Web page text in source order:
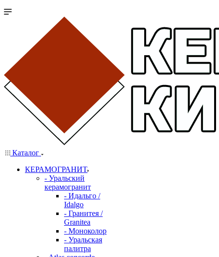
Каталог
КЕРАМОГРАНИТ
- Уральский
керамогранит
- Идальго /
Idalgo
- Гранитея /
Granitea
- Моноколор
- Уральская
палитра